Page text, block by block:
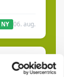
NY 06. aug.